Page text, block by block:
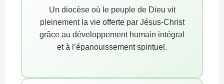
Un diocèse où le peuple de Dieu vit
pleinement la vie offerte par Jésus-Christ
grâce au développement humain intégral
et à l’épanouissement spirituel.